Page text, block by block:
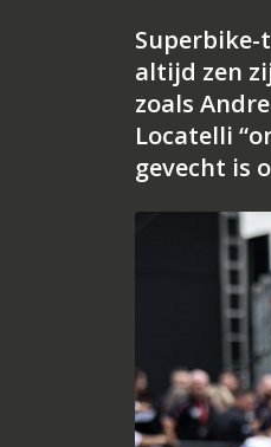
altijd zen
zoals
Locatelli
gevecht is